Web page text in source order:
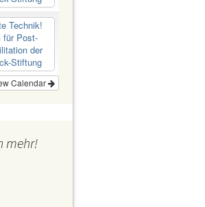
Technik!
für Post-
der
Stiftung
Calendar
mehr!